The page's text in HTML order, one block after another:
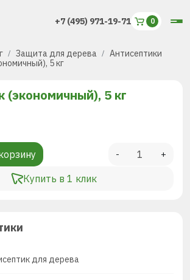
+7 (495) 971-19-71
Защита для дерева
Антисептики
5 кг
(экономичный), 5 кг
Купить в 1 клик
- +
для дерева